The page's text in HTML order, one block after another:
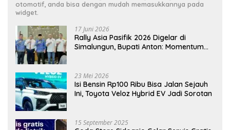
otomotif, anda bisa dengan mudah memasukkannya pada
widget.
17 Juni 2026
Rally Asia Pasifik 2026 Digelar di
Simalungun, Bupati Anton: Momentum
23 Mei 2026
Isi Bensin Rp100 Ribu Bisa Jalan Sejauh
Ini, Toyota Veloz Hybrid EV Jadi Sorotan
15 September 2025